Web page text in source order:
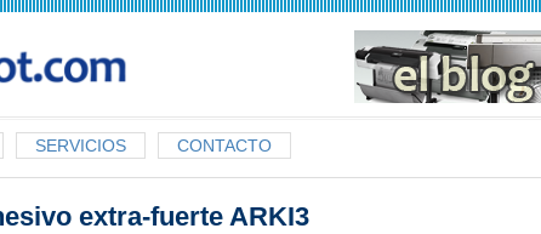
SERVICIOS CONTACTO
extra-fuerte ARKI3